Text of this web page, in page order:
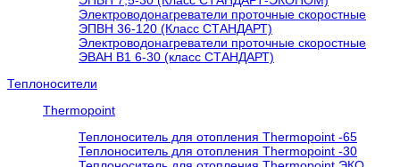
Электроводонагреватели проточные скоростные
ЭПВН 36-120 (Класс СТАНДАРТ)
Электроводонагреватели проточные скоростные
ЭВАН В1 6-30 (класс СТАНДАРТ)
Теплоносители
Thermopoint
Теплоноситель для отопления Thermopoint -65
Теплоноситель для отопления Thermopoint -30